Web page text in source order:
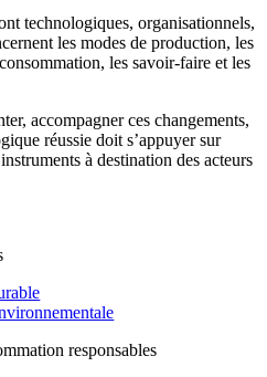
technologiques, organisationnels,
les modes de production, les
les savoir-faire et les
accompagner ces changements,
réussie doit s’appuyer sur
à destination des acteurs
responsables